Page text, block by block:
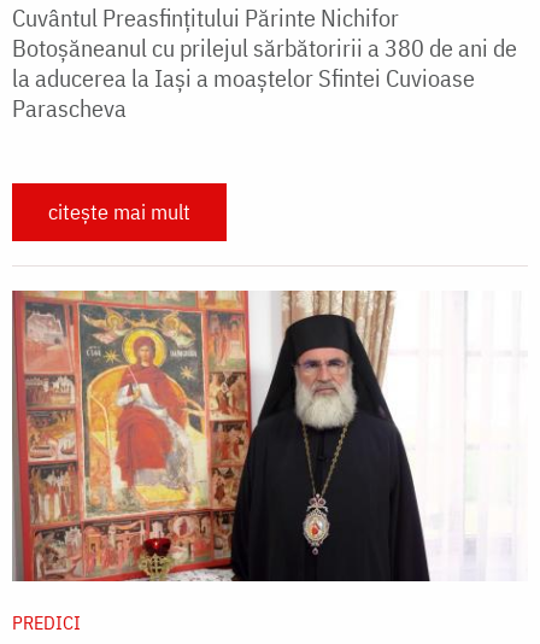
Cuvântul Preasfințitului Părinte Nichifor
Botoșăneanul cu prilejul sărbătoririi a 380 de ani de
la aducerea la Iași a moaștelor Sfintei Cuvioase
Parascheva
citește mai mult
PREDICI